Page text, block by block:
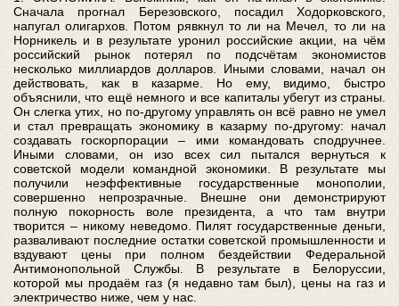
Сначала прогнал Березовского, посадил Ходорковского,
напугал олигархов. Потом рявкнул то ли на Мечел, то ли на
Норникель и в результате уронил российские акции, на чём
российский рынок потерял по подсчётам экономистов
несколько миллиардов долларов. Иными словами, начал он
действовать, как в казарме. Но ему, видимо, быстро
объяснили, что ещё немного и все капиталы убегут из страны.
Он слегка утих, но по-другому управлять он всё равно не умел
и стал превращать экономику в казарму по-другому: начал
создавать госкорпорации – ими командовать сподручнее.
Иными словами, он изо всех сил пытался вернуться к
советской модели командной экономики. В результате мы
получили неэффективные государственные монополии,
совершенно непрозрачные. Внешне они демонстрируют
полную покорность воле президента, а что там внутри
творится – никому неведомо. Пилят государственные деньги,
разваливают последние остатки советской промышленности и
вздувают цены при полном бездействии Федеральной
Антимонопольной Службы. В результате в Белоруссии,
которой мы продаём газ (я недавно там был), цены на газ и
электричество ниже, чем у нас.